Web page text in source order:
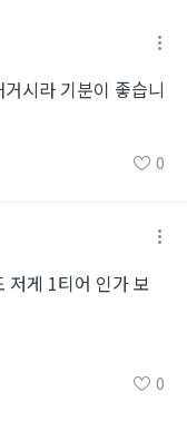
시라 기분이 좋습니
0
저게 1티어 인가 보
0